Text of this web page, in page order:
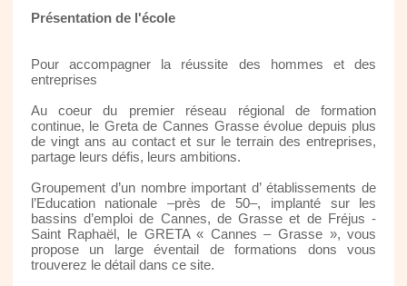
Présentation de l'école
Pour accompagner la réussite des hommes et des
entreprises
Au coeur du premier réseau régional de formation
continue, le Greta de Cannes Grasse évolue depuis plus
de vingt ans au contact et sur le terrain des entreprises,
partage leurs défis, leurs ambitions.
Groupement d’un nombre important d’ établissements de
l’Education nationale –près de 50–, implanté sur les
bassins d’emploi de Cannes, de Grasse et de Fréjus -
Saint Raphaël, le GRETA « Cannes – Grasse », vous
propose un large éventail de formations dons vous
trouverez le détail dans ce site.